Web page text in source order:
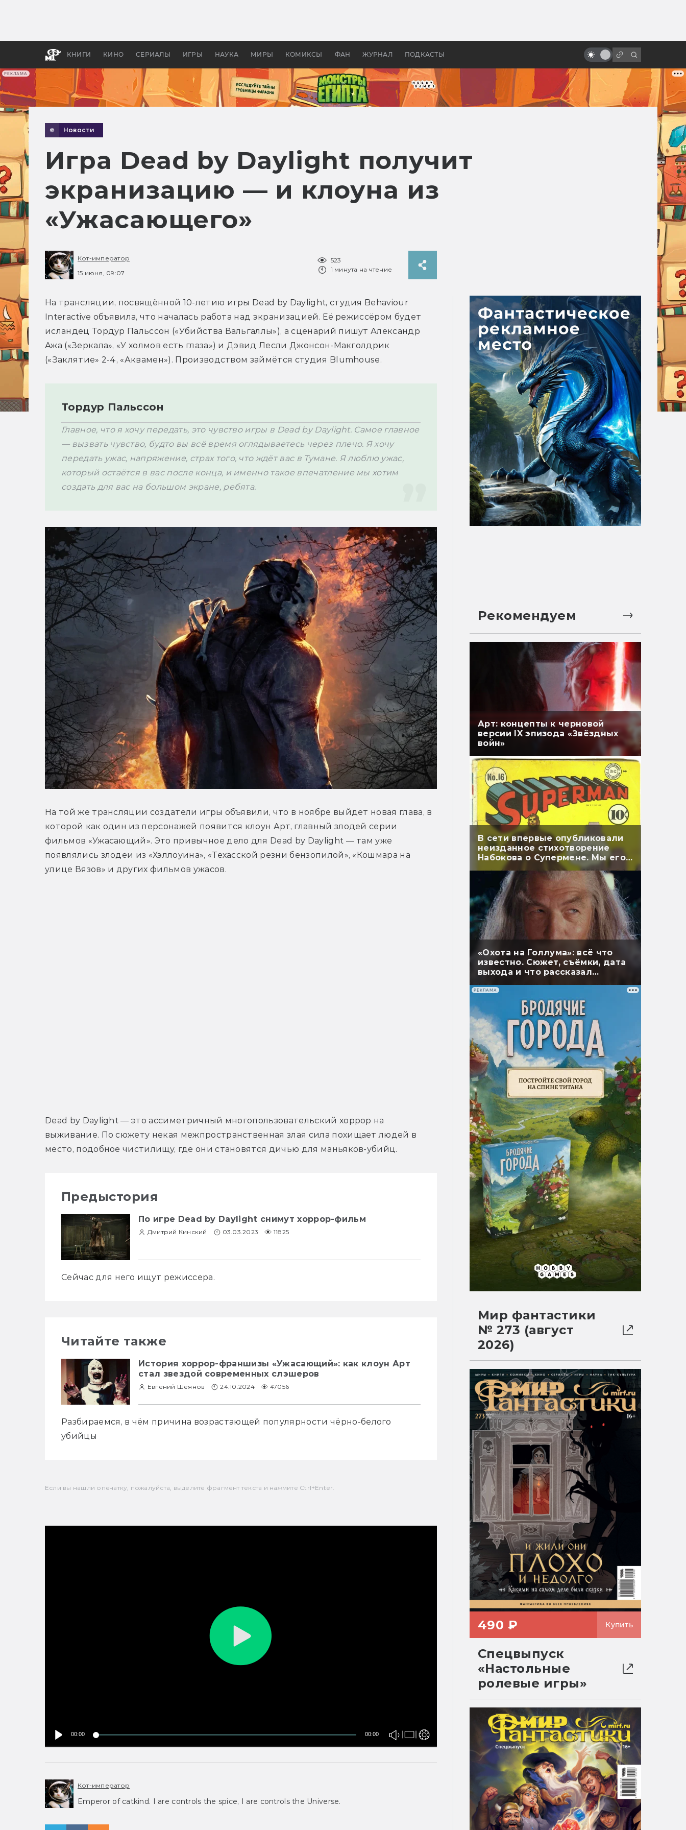
РЕКЛАМА
КНИГИ КИНО СЕРИАЛЫ ИГРЫ НАУКА МИРЫ КОМИКСЫ ФАН ЖУРНАЛ ПОДКАСТЫ
апокалипсис, в России —
бы «Властелина колец»
кино
Новости
Игра Dead by Daylight получит
экранизацию — и клоуна из
«Ужасающего»
Кот-император
15 июня, 09:07
523
1 минута на чтение
На трансляции, посвящённой 10-летию игры Dead by Daylight, студия Behaviour
Interactive объявила, что началась работа над экранизацией. Её режиссёром будет
исландец Тордур Пальссон («Убийства Вальгаллы»), а сценарий пишут Александр
Ажа («Зеркала», «У холмов есть глаза») и Дэвид Лесли Джонсон-Макголдрик
(«Заклятие» 2-4, «Аквамен»). Производством займётся студия Blumhouse.
Тордур Пальссон
Главное, что я хочу передать, это чувство игры в Dead by Daylight. Самое главное
— вызвать чувство, будто вы всё время оглядываетесь через плечо. Я хочу
передать ужас, напряжение, страх того, что ждёт вас в Тумане. Я люблю ужас,
который остаётся в вас после конца, и именно такое впечатление мы хотим
На той же трансляции создатели игры объявили, что в ноябре выйдет новая глава, в
которой как один из персонажей появится клоун Арт, главный злодей серии
фильмов «Ужасающий». Это привычное дело для Dead by Daylight — там уже
появлялись злодеи из «Хэллоуина», «Техасской резни бензопилой», «Кошмара на
Dead by Daylight — это ассиметричный многопользовательский хоррор на
выживание. По сюжету некая межпространственная злая сила похищает людей в
место, подобное чистилищу, где они становятся дичью для маньяков-убийц.
Предыстория
По игре Dead by Daylight снимут хоррор-фильм
Дмитрий Кинский 03.03.2023 11825
Сейчас для него ищут режиссера.
Читайте также
История хоррор-франшизы «Ужасающий»: как клоун Арт
стал звездой современных слэшеров
Евгений Шеянов 24.10.2024 47056
Разбираемся, в чём причина возрастающей популярности чёрно-белого
убийцы
Если вы нашли опечатку, пожалуйста, выделите фрагмент текста и нажмите Ctrl+Enter.
00:00 00:00
Кот-император
Emperor of catkind. I are controls the spice, I are controls the Universe.
Рекомендуем
Арт: концепты к черновой
версии IX эпизода «Звёздных
войн»
В сети впервые опубликовали
неизданное стихотворение
Набокова о Супермене. Мы его
перевели
«Охота на Голлума»: всё что
известно. Сюжет, съёмки, дата
выхода и что рассказал
РЕКЛАМА
Мир фантастики
№ 273 (август
2026)
490 ₽ Купить
Спецвыпуск
«Настольные
ролевые игры»